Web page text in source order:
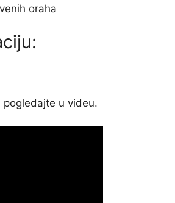
oraha
pogledajte u videu.